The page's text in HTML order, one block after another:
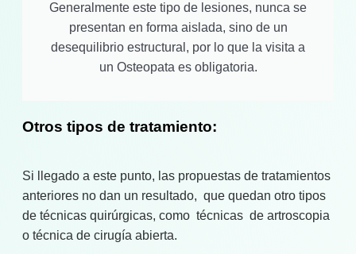
Generalmente este tipo de lesiones, nunca se
presentan en forma aislada, sino de un
desequilibrio estructural, por lo que la visita a
un Osteopata es obligatoria.
Otros tipos de tratamiento:
Si llegado a este punto, las propuestas de tratamientos
anteriores no dan un resultado, que quedan otro tipos
de técnicas quirúrgicas, como técnicas de artroscopia
o técnica de cirugía abierta.